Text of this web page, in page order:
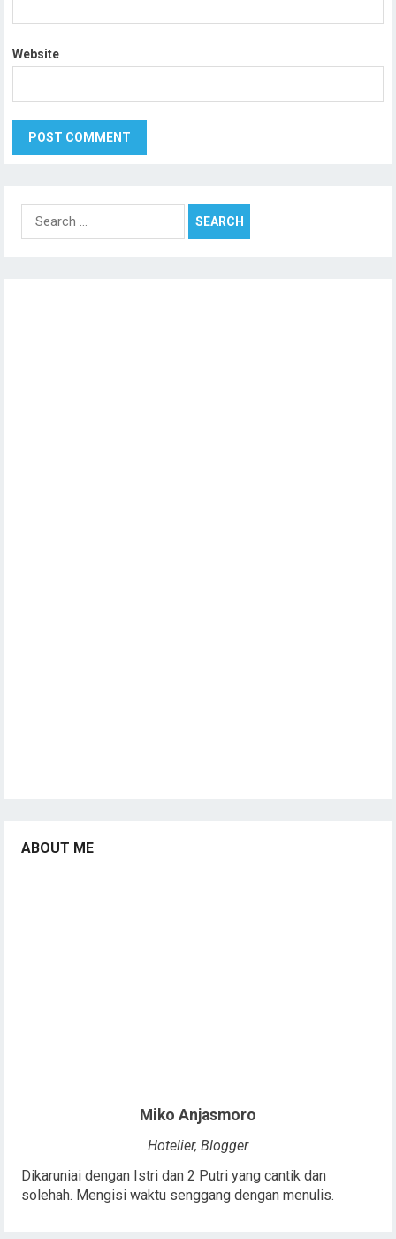
Website
Search
for:
ABOUT ME
Miko Anjasmoro
Hotelier, Blogger
Dikaruniai dengan Istri dan 2 Putri yang cantik dan
solehah. Mengisi waktu senggang dengan menulis.